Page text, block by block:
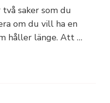
saker som du
om du vill ha en
håller länge. Att …